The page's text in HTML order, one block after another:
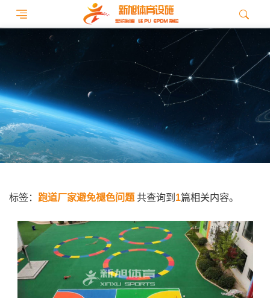
标签： 跑道厂家避免褪色问题共查询到 1篇相关内容。